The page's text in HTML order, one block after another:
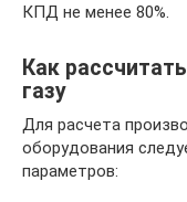
КПД не менее 80%.
Как
газу
Для расчета
оборудования
параметров: